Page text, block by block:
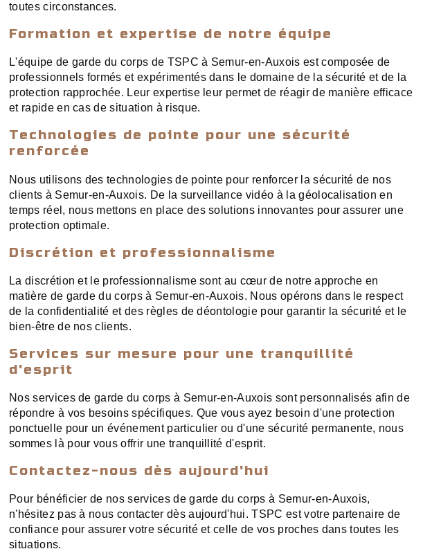
toutes circonstances.
Formation et expertise de notre équipe
L'équipe de garde du corps de TSPC à Semur-en-Auxois est composée de
professionnels formés et expérimentés dans le domaine de la sécurité et de la
protection rapprochée. Leur expertise leur permet de réagir de manière efficace
et rapide en cas de situation à risque.
Technologies de pointe pour une sécurité
renforcée
Nous utilisons des technologies de pointe pour renforcer la sécurité de nos
clients à Semur-en-Auxois. De la surveillance vidéo à la géolocalisation en
temps réel, nous mettons en place des solutions innovantes pour assurer une
protection optimale.
Discrétion et professionnalisme
La discrétion et le professionnalisme sont au cœur de notre approche en
matière de garde du corps à Semur-en-Auxois. Nous opérons dans le respect
de la confidentialité et des règles de déontologie pour garantir la sécurité et le
bien-être de nos clients.
Services sur mesure pour une tranquillité
d'esprit
Nos services de garde du corps à Semur-en-Auxois sont personnalisés afin de
répondre à vos besoins spécifiques. Que vous ayez besoin d'une protection
ponctuelle pour un événement particulier ou d'une sécurité permanente, nous
sommes là pour vous offrir une tranquillité d'esprit.
Contactez-nous dès aujourd'hui
Pour bénéficier de nos services de garde du corps à Semur-en-Auxois,
n'hésitez pas à nous contacter dès aujourd'hui. TSPC est votre partenaire de
confiance pour assurer votre sécurité et celle de vos proches dans toutes les
situations.